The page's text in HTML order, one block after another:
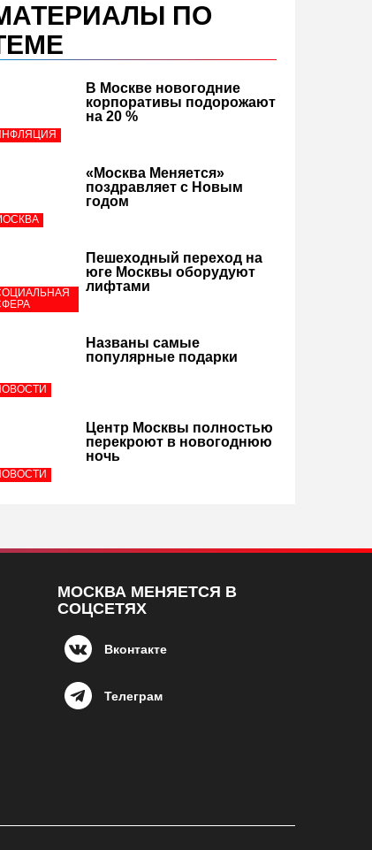
ПО
В Москве новогодние
корпоративы подорожают
на 20 %
«Москва Меняется»
поздравляет с Новым
годом
Пешеходный переход на
юге Москвы оборудуют
лифтами
Названы самые
популярные подарки
Центр Москвы полностью
перекроют в новогоднюю
ночь
МОСКВА МЕНЯЕТСЯ В
СОЦСЕТЯХ
Вконтакте
Телеграм